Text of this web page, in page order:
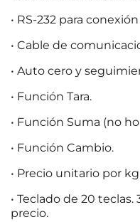
• RS-232 para conexión
• Cable de
• Auto cero y
• Función Tara.
• Función Suma (no
• Función Cambio.
• Precio unitario por
• Teclado de 20
precio.